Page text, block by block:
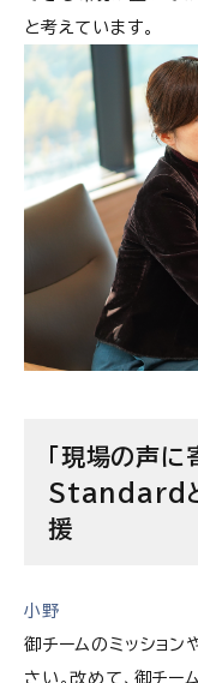
と考えています。
「現場の声
Standard
援
小野
御チームのミッショ
さい。改めて、御チー